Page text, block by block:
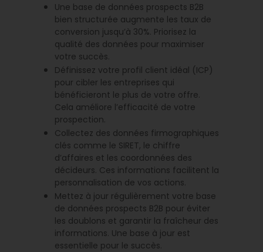
Une base de données prospects B2B
bien structurée augmente les taux de
conversion jusqu’à 30%. Priorisez la
qualité des données pour maximiser
votre succès.
Définissez votre profil client idéal (ICP)
pour cibler les entreprises qui
bénéficieront le plus de votre offre.
Cela améliore l’efficacité de votre
prospection.
Collectez des données firmographiques
clés comme le SIRET, le chiffre
d’affaires et les coordonnées des
décideurs. Ces informations facilitent la
personnalisation de vos actions.
Mettez à jour régulièrement votre base
de données prospects B2B pour éviter
les doublons et garantir la fraîcheur des
informations. Une base à jour est
essentielle pour le succès.